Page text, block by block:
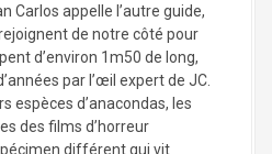
Carlos appelle l’autre guide,
de notre côté pour
d’environ 1m50 de long,
par l’œil expert de JC.
espèces d’anacondas, les
des films d’horreur
différent qui vit